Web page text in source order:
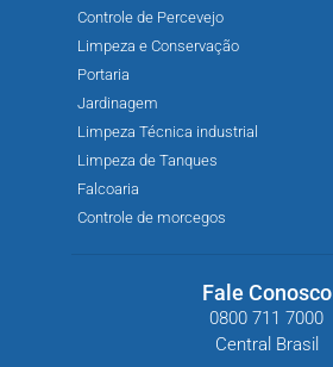
Controle de Percevejo
Limpeza e Conservação
Portaria
Jardinagem
Limpeza Técnica industrial
Limpeza de Tanques
Falcoaria
Controle de morcegos
Fale Conosco
0800 711 7000
Central Brasil